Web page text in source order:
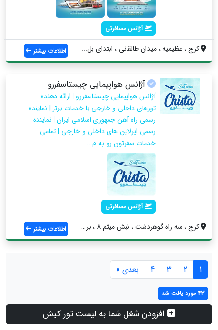
آژانس مسافرتی
کرج ، عظیمیه ، میدان طالقانی ، ابتدای بل... اطلاعات بیشتر
آژانس هواپیمایی چیستاسفررو
آژانس هواپیمایی چیستاسفررو | ارائه دهنده
تورهای داخلی و خارجی با خدمات برتر | نماینده
رسمی راه آهن جمهوری اسلامی ایران | نماینده
رسمی ایرلاین های داخلی و خارجی | تمامی
خدمات سفرتون رو به م...
آژانس مسافرتی
کرج ، سه راه گوهردشت ، نبش میثم 8 ، برج ... اطلاعات بیشتر
1
2
3
4 بعدی »
43 مورد یافت شد
افزودن شغل شما به لیست تور کیش